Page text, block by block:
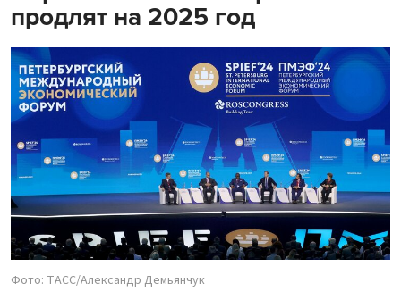
продлят на 2025 год
Фото: ТАСС/Александр Демьянчук